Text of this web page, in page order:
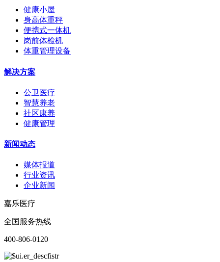
健康小屋
身高体重秤
便携式一体机
岗前体检机
体重管理设备
解决方案
公卫医疗
智慧养老
社区康养
健康管理
新闻动态
媒体报道
行业资讯
企业新闻
嘉乐医疗
全国服务热线
400-806-0120